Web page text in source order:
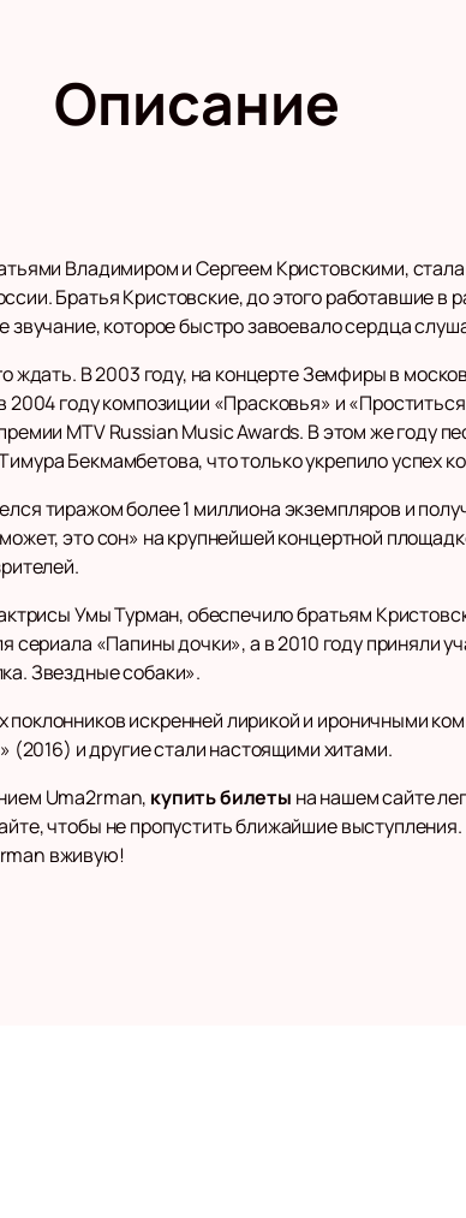
Описание
Владимиром и Сергеем Кристовскими,
Братья Кристовские, до этого работавшие в
звучание, которое быстро завоевало сердца
ждать. В 2003 году, на концерте Земфиры в
году композиции «Прасковья» и
MTV Russian Music Awards. В этом же году
Бекмамбетова, что только укрепило успех
тиражом более 1 миллиона экземпляров и
это сон» на крупнейшей концертной
Умы Турман, обеспечило братьям
сериала «Папины дочки», а в 2010 году приняли
Звездные собаки».
поклонников искренней лирикой и ироничными
и другие стали настоящими хитами.
Uma2rman, купить билеты на нашем сайте
чтобы не пропустить ближайшие
вживую!